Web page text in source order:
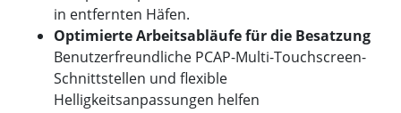
in entfernten Häfen.
Optimierte Arbeitsabläufe für die Besatzung
Benutzerfreundliche PCAP-Multi-Touchscreen-
Schnittstellen und flexible
Helligkeitsanpassungen helfen